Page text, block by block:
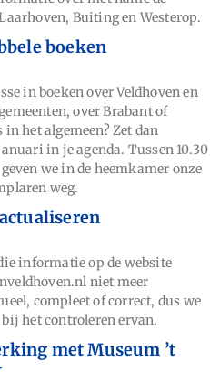
Buiting en Westerop.
boeken
in boeken over Veldhoven en
over Brabant of
in het algemeen? Zet dan
in je agenda. Tussen 10.30
we in de heemkamer onze
weg.
informatie op de website
niet meer
compleet of correct, dus we
het controleren ervan.
met Museum ’t